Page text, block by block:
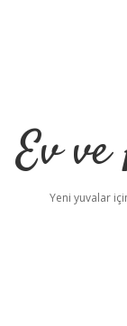
Ev
Yeni yuvalar